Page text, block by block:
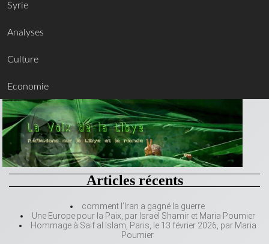
Syrie
Analyses
Culture
Economie
Articles récents
comment l’Iran a gagné la guerre
Une Europe pour la Paix, par Israël Shamir et Maria Poumier
Hommage à Saif al Islam, Paris, le 13 février 2026, par Maria
Poumier